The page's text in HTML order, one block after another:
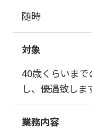
WebPerformer(自
医療／介護ソリュ
共通ソリューショ
随時
対象
40歳くらいま
し、優遇致しま
業務内容